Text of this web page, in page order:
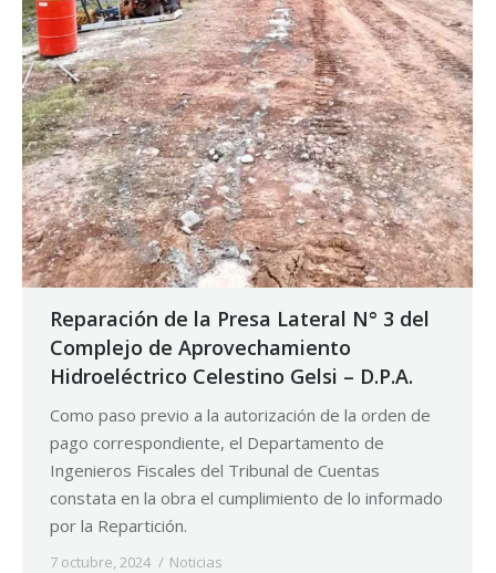
Reparación de la Presa Lateral N° 3 del
Complejo de Aprovechamiento
Hidroeléctrico Celestino Gelsi – D.P.A.
Como paso previo a la autorización de la orden de
pago correspondiente, el Departamento de
Ingenieros Fiscales del Tribunal de Cuentas
constata en la obra el cumplimiento de lo informado
por la Repartición.
7 octubre, 2024 Noticias